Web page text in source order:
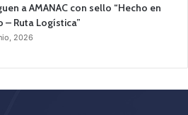
a AMANAC con sello “Hecho en
– Ruta Logística”
2026